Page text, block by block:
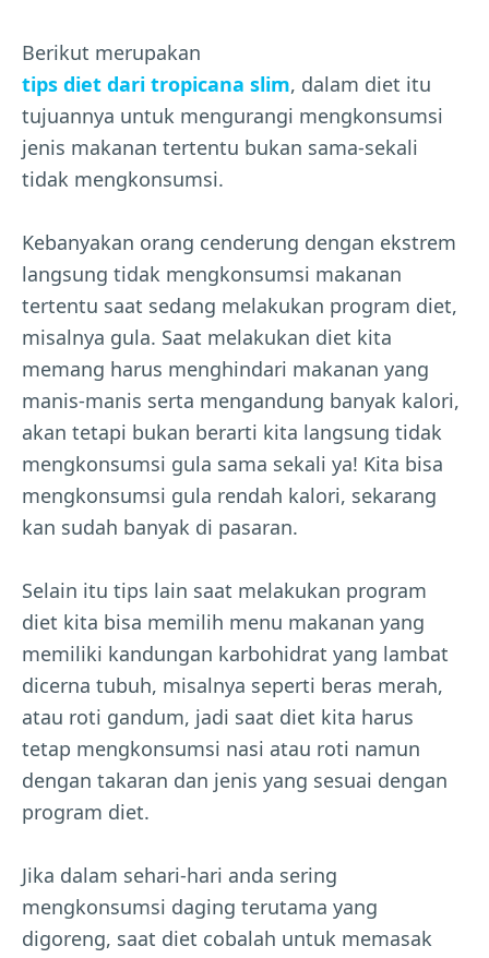
Berikut merupakan
tips diet dari tropicana slim, dalam diet itu
tujuannya untuk mengurangi mengkonsumsi
jenis makanan tertentu bukan sama-sekali
tidak mengkonsumsi.
Kebanyakan orang cenderung dengan ekstrem
langsung tidak mengkonsumsi makanan
tertentu saat sedang melakukan program diet,
misalnya gula. Saat melakukan diet kita
memang harus menghindari makanan yang
manis-manis serta mengandung banyak kalori,
akan tetapi bukan berarti kita langsung tidak
mengkonsumsi gula sama sekali ya! Kita bisa
mengkonsumsi gula rendah kalori, sekarang
kan sudah banyak di pasaran.
Selain itu tips lain saat melakukan program
diet kita bisa memilih menu makanan yang
memiliki kandungan karbohidrat yang lambat
dicerna tubuh, misalnya seperti beras merah,
atau roti gandum, jadi saat diet kita harus
tetap mengkonsumsi nasi atau roti namun
dengan takaran dan jenis yang sesuai dengan
program diet.
Jika dalam sehari-hari anda sering
mengkonsumsi daging terutama yang
digoreng, saat diet cobalah untuk memasak